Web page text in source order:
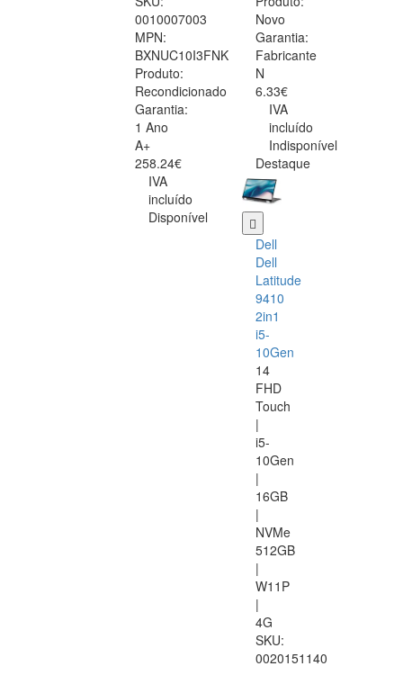
0010007003
MPN:
BXNUC10I3FNK
Produto:
Recondicionado
Garantia:
1 Ano
A+
258.24€
IVA
incluído
Disponível
Novo
Garantia:
Fabricante
N
6.33€
IVA
incluído
Indisponível
Destaque
Dell
Dell
Latitude
9410
2in1
i5-
10Gen
14
FHD
Touch
|
i5-
10Gen
|
16GB
|
NVMe
512GB
|
W11P
|
4G
SKU:
0020151140